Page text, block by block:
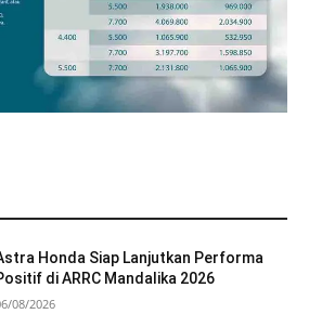
Honda Siap Lanjutkan Performa
di ARRC Mandalika 2026
08/2026